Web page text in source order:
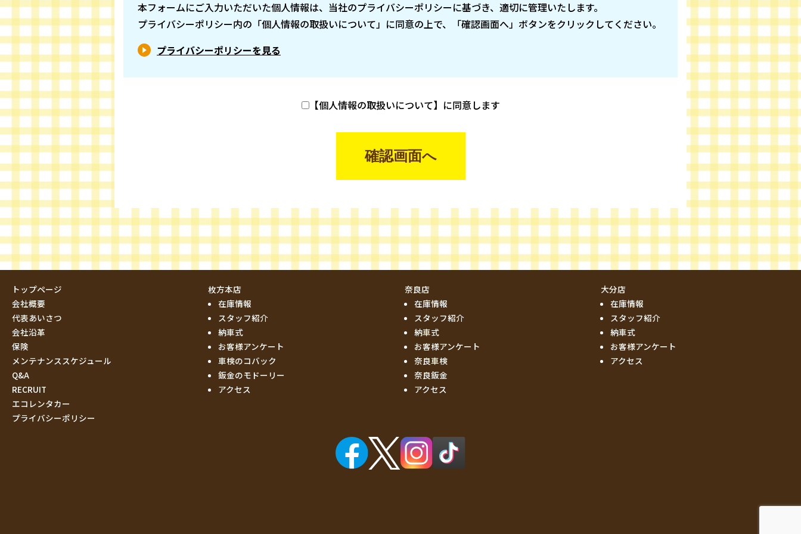
本フォームにご入力いただいた個人情報は、当社のプライバシーポリシーに基づき、適切に管理いたします。
プライバシーポリシー内の「個人情報の取扱いについて」に同意の上で、「確認画面へ」ボタンをクリックしてください。
プライバシーポリシーを見る
【個人情報の取扱いについて】に同意します
トップページ
会社概要
代表あいさつ
会社沿革
保険
メンテナンススケジュール
Q&A
RECRUIT
エコレンタカー
プライバシーポリシー
枚方本店
在庫情報
スタッフ紹介
納車式
お客様アンケート
車検のコバック
鈑金のモドーリー
アクセス
奈良店
在庫情報
スタッフ紹介
納車式
お客様アンケート
奈良車検
奈良鈑金
アクセス
大分店
在庫情報
スタッフ紹介
納車式
お客様アンケート
アクセス